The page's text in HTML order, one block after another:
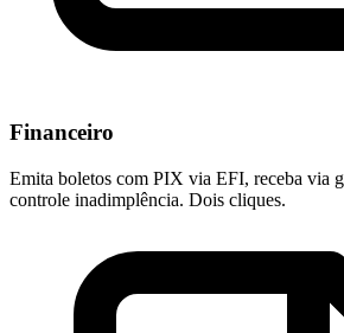
Financeiro
Emita boletos com PIX via EFI, receba via
controle inadimplência. Dois cliques.